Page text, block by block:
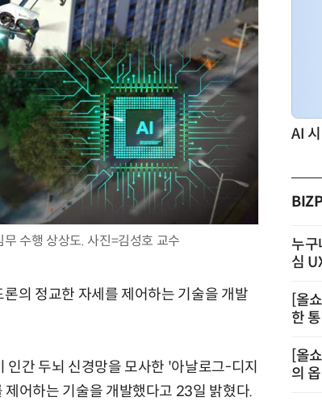
수행 상상도. 사진=김성호 교수
의 정교한 자세를 제어하는 기술을 개발
간 두뇌 신경망을 모사한 '아날로그-디지
어하는 기술을 개발했다고 23일 밝혔다.
엔지니어링" 실습 교육
누
심
[올
한
[올
의